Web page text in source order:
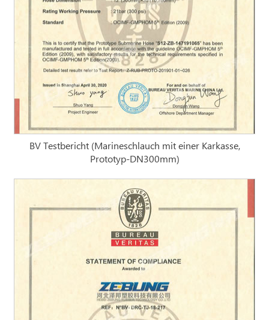
BV Testbericht (Marineschlauch mit einer Karkasse,
Prototyp-DN300mm)